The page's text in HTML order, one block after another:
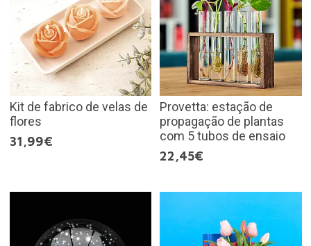
Kit de fabrico de velas de
flores
31,99€
Provetta: estação de
propagação de plantas
com 5 tubos de ensaio
22,45€